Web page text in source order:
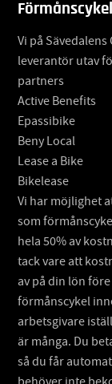
Vi på
leverantör utav
partners
Active Benefits
Epassibike
Beny Local
Lease a Bike
Bikelease
Vi har möjlighet
som
hela 50% av
tack vare att
av på din lön
förmånscykel
arbetsgivare
är många. Du
så du får